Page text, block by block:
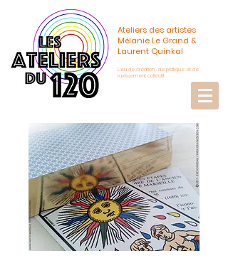
Ateliers des artistes
Mélanie Le Grand &
Laurent Quinkal
Lieu de création, de pratique et de
ravissement collectif